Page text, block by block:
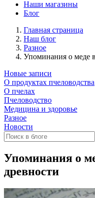
Наши магазины
Блог
Главная страница
Наш блог
Разное
Упоминания о меде
Новые записи
О продуктах пчеловодства
О пчелах
Пчеловодство
Медицина и здоровье
Разное
Новости
Упоминания о
древности